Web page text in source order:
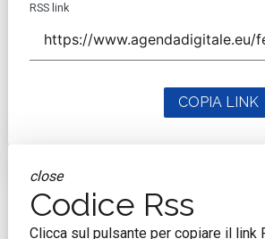
RSS link
COPIA LINK
close
Codice Rss
Clicca sul pulsante per copiare il link